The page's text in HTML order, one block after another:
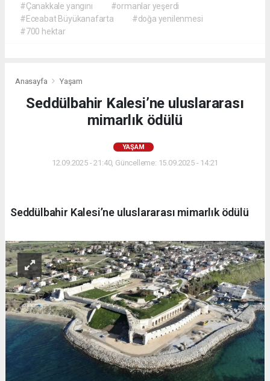
#Çanakkale yangını
#ormanlar yeşerdi
#Eceabat Büyükanafarta
#doğa yenilenmesi
#700 hektar
Anasayfa Yaşam
Seddülbahir Kalesi’ne uluslararası
mimarlık ödülü
YAŞAM
12.09.2025 - 21:40, Güncelleme: 15.09.2025 - 14:21
Seddülbahir Kalesi’ne uluslararası mimarlık ödülü